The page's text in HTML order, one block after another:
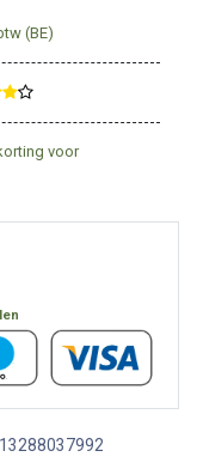
(BE)
voor